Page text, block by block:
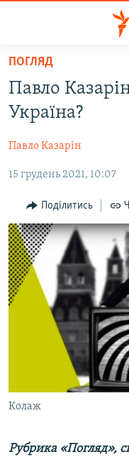
Перейти
основного
матеріалу
Перейти
до
навігації
Перейти
пошуку
ВІДЕО ТА ФОТО
ПОЛІТИКА
БЛОГИ
ПОГЛЯД
ІНТЕРВ'Ю
ВСЕ ЗА ДЕНЬ
СПЕЦПРОЕКТИ
ДЕПОРТАЦІЯ
ВІДЕОУРОКИ «ELIFBE»
СВІДЧЕННЯ ОКУПАЦІЇ
УКРАЇНСЬКА ПРОБЛЕМА
ІНФОГРАФІКА
ЯК ОБІЙТИ
ДОЛУЧАЙСЯ!
ПОГЛЯД
Павло
Україна?
Павло Казарін
15 грудень 2021, 10:07
Поділитись
Колаж
Рубрика «Погляд»,